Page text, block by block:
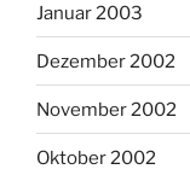
Januar 2003
Dezember 2002
November 2002
Oktober 2002